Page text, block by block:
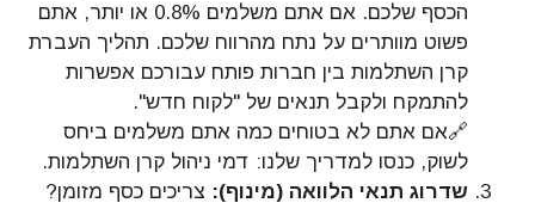
הכסף שלכם. אם אתם משלמים 0.8% או יותר, אתם
פשוט מוותרים על נתח מהרווח שלכם. תהליך העברת
קרן השתלמות בין חברות פותח עבורכם אפשרות
להתמקח ולקבל תנאים של "לקוח חדש".
🔗אם אתם לא בטוחים כמה אתם משלמים ביחס
לשוק, כנסו למדריך שלנו: דמי ניהול קרן השתלמות.
שדרוג תנאי הלוואה (מינוף): צריכים כסף מזומן?